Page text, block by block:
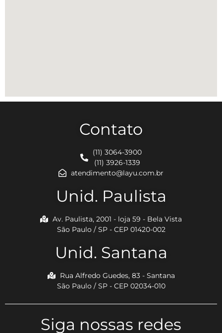
Contato
(11) 3064-3900
(11) 3926-1339
atendimento@layu.com.br
Unid. Paulista
Av. Paulista, 2001 - loja 59 - Bela Vista
São Paulo / SP - CEP 01420-002
Unid. Santana
Rua Alfredo Guedes, 83 - Santana
São Paulo / SP - CEP 02034-010
Siga nossas redes